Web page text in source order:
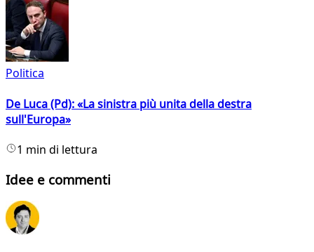
Politica
De Luca (Pd): «La sinistra più unita della destra
sull'Europa»
1 min di lettura
Idee e commenti